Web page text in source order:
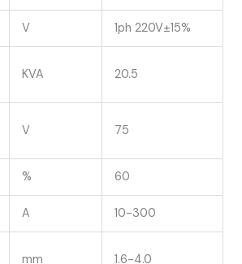
V 1ph 220V±15%
KVA 20.5
V 75
% 60
A 10-300
mm 1.6-4.0